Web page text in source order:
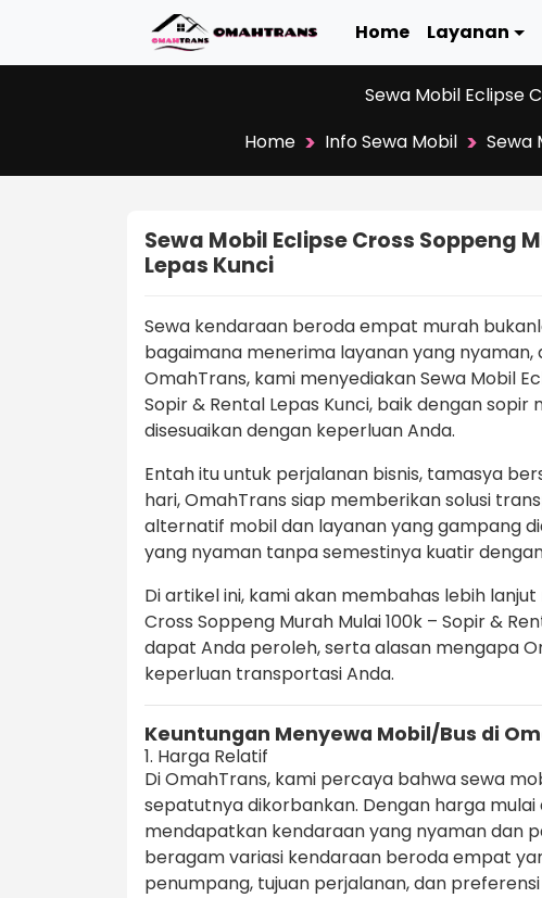
Home Layanan
Sewa Mobil Eclipse
Home > Info Sewa Mobil > Sewa
Sewa Mobil Eclipse Cross Soppeng
Lepas Kunci
Sewa kendaraan beroda empat murah
bagaimana menerima layanan yang nyaman,
OmahTrans, kami menyediakan Sewa Mobil
Sopir & Rental Lepas Kunci, baik dengan
disesuaikan dengan keperluan Anda.
Entah itu untuk perjalanan bisnis, tamasya
hari, OmahTrans siap memberikan solusi
alternatif mobil dan layanan yang gampang
yang nyaman tanpa semestinya kuatir
Di artikel ini, kami akan membahas lebih
Cross Soppeng Murah Mulai 100k – Sopir &
dapat Anda peroleh, serta alasan mengapa
keperluan transportasi Anda.
Keuntungan Menyewa Mobil/Bus di
1. Harga Relatif
Di OmahTrans, kami percaya bahwa sewa
sepatutnya dikorbankan. Dengan harga mulai
mendapatkan kendaraan yang nyaman dan
beragam variasi kendaraan beroda empat
penumpang, tujuan perjalanan, dan preferensi